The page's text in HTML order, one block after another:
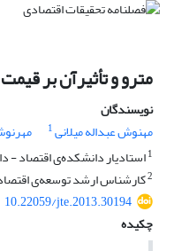
مترو و تأثیرآن بر
نویسندگان
مهنوش عبداله میلانی1
1استادیار دانشکده‌ی اقتصاد -
2کارشناس ارشد توسعه‌ی
10.22059/jte.2013.30194
چکیده